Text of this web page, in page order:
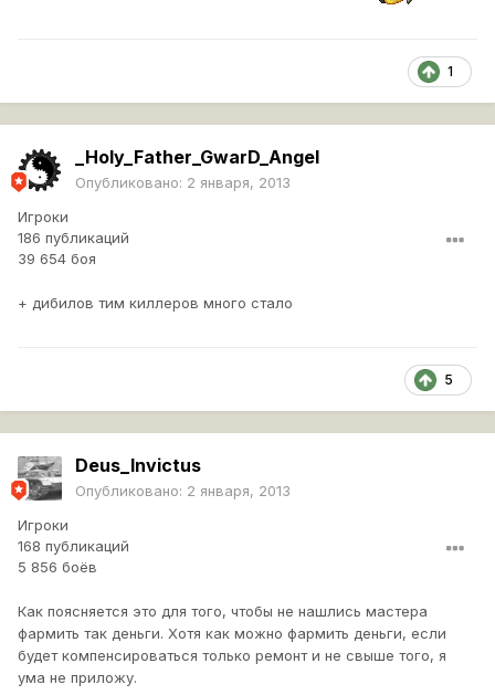
1
_Holy_Father_GwarD_Angel
Опубликовано: 2 января, 2013
Игроки
186 публикаций
39 654 боя
+ дибилов тим киллеров много стало
5
Deus_Invictus
Опубликовано: 2 января, 2013
Игроки
168 публикаций
5 856 боёв
Как поясняется это для того, чтобы не нашлись мастера
фармить так деньги. Хотя как можно фармить деньги, если
будет компенсироваться только ремонт и не свыше того, я
ума не приложу.